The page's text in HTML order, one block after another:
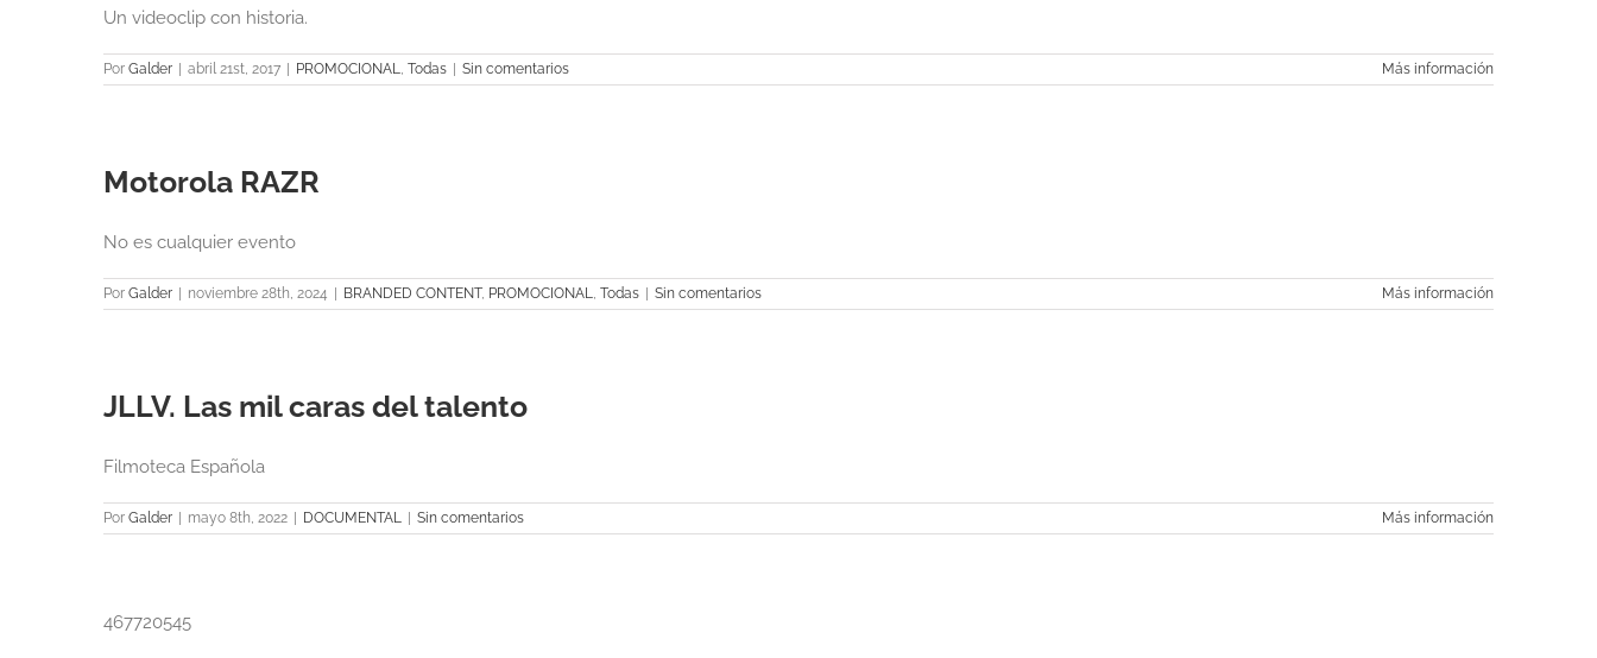
Un videoclip con historia.
Por Galder | abril 21st, 2017 | PROMOCIONAL Todas | Sin comentarios Más información
Motorola RAZR
No es cualquier evento
Por Galder | noviembre 28th, 2024 | BRANDED CONTENT, PROMOCIONAL Todas | Sin comentarios Más información
JLLV. Las mil caras del talento
Filmoteca Española
Por Galder | mayo 8th, 2022 | DOCUMENTAL | Sin comentarios Más información
467720545